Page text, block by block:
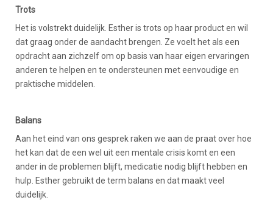
Trots
Het is volstrekt duidelijk. Esther is trots op haar product en wil
dat graag onder de aandacht brengen. Ze voelt het als een
opdracht aan zichzelf om op basis van haar eigen ervaringen
anderen te helpen en te ondersteunen met eenvoudige en
praktische middelen.
Balans
Aan het eind van ons gesprek raken we aan de praat over hoe
het kan dat de een wel uit een mentale crisis komt en een
ander in de problemen blijft, medicatie nodig blijft hebben en
hulp. Esther gebruikt de term balans en dat maakt veel
duidelijk.